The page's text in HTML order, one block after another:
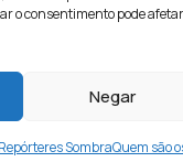
o consentimento pode
Negar
SombraQuem são